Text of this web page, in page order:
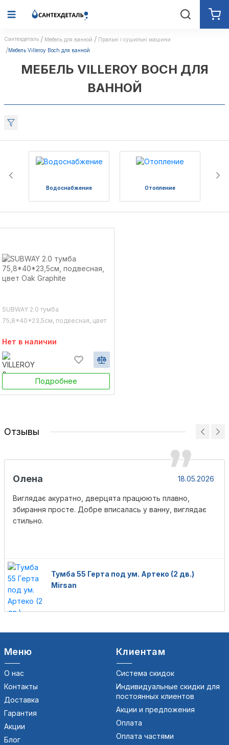
Сантехдеталь Мебель для ванной
Пральні і сушильні машини
Мебель Villeroy Boch для ванной
МЕБЕЛЬ VILLEROY BOCH ДЛЯ
ВАННОЙ
Водоснабжение Отопление
SUBWAY 2.0 тумба
75,8*40*23,5см, подвесная, цвет
Нет в наличии
Подробнее
Отзывы
Олена 18.05.2026
Виглядає акуратно, дверцята працюють плавно,
збирання просте. Добре вписалась у ванну, виглядає
стильно.
Тумба 55 Герта под ум. Артеко (2 дв.)
Mirsan
Меню
О нас
Контакты
Доставка
Гарантия
Акции
Блог
Клиентам
Система скидок
Индивидуальные скидки для
постоянных клиентов
Акции и предложения
Оплата
Оплата частями